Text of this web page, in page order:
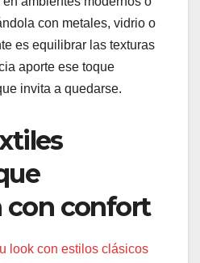
con metales, vidrio o
es equilibrar las texturas
aporte ese toque
invita a quedarse.
con confort
look con estilos clásicos